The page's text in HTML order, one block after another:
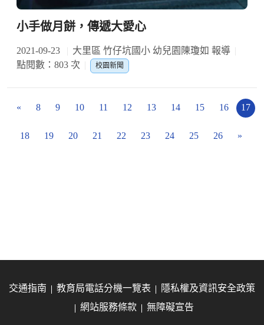
小手做月餅，傳遞大愛心
2021-09-23
大里區 竹仔坑國小 幼兒園陳瓊如 報導
點閱數：803 次
校園新聞
« 8 9 10 11 12 13 14 15 16 17
18 19 20 21 22 23 24 25 26 »
交通指南 教育局電話分機一覽表
隱私權及資訊安全政策
網站服務條款
無障礙宣告